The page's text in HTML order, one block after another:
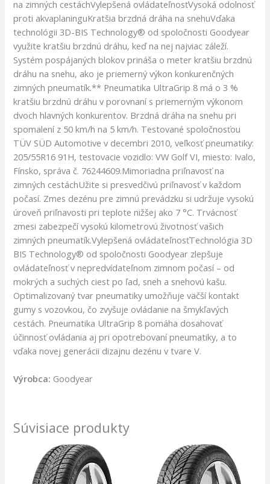
na zimných cestáchVylepšená ovládateľnosťVysoká odolnosť
proti akvaplaninguKratšia brzdná dráha na snehuVďaka
technológii 3D-BIS Technology® od spoločnosti Goodyear
využite kratšiu brzdnú dráhu, keď na nej najviac záleží.
Systém pospájaných blokov prináša o meter kratšiu brzdnú
dráhu na snehu, ako je priemerný výkon konkurenčných
zimných pneumatík.** Pneumatika UltraGrip 8 má o 3 %
kratšiu brzdnú dráhu v porovnaní s priemerným výkonom
dvoch hlavných konkurentov. Brzdná dráha na snehu pri
spomalení z 50 km/h na 5 km/h. Testované spoločnosťou
TÜV SÜD Automotive v decembri 2010, veľkosť pneumatiky:
205/55R16 91H, testovacie vozidlo: VW Golf VI, miesto: Ivalo,
Fínsko, správa č. 76244609.Mimoriadna priľnavosť na
zimných cestáchUžite si presvedčivú priľnavosť v každom
počasí. Zmes dezénu pre zimnú prevádzku si udržuje vysokú
úroveň priľnavosti pri teplote nižšej ako 7 °C. Trvácnosť
zmesi zabezpečí vysokú kilometrovú životnosť vašich
zimných pneumatík.Vylepšená ovládateľnosťTechnológia 3D
BIS Technology® od spoločnosti Goodyear zlepšuje
ovládateľnosť v nepredvídateľnom zimnom počasí – od
mokrých a suchých ciest po ľad, sneh a snehovú kašu.
Optimalizovaný tvar pneumatiky umožňuje väčší kontakt
gumy s vozovkou, čo zvyšuje ovládanie na šmykľavých
cestách. Pneumatika UltraGrip 8 pomáha dosahovať
účinnosť ovládania aj pri opotrebovaní pneumatiky, a to
vďaka novej generácii dizajnu dezénu v tvare V.
Výrobca: Goodyear
Súvisiace produkty